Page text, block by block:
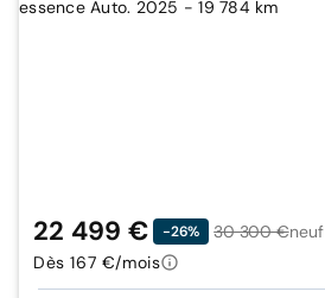
22 499 € -26% 30 300 €neuf
Dès 167 €/mois